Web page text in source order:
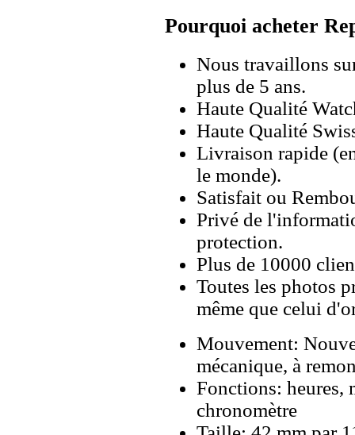
Pourquoi acheter
Nous travaillons
plus de 5 ans.
Haute Qualité
Haute Qualité
Livraison rapide
le monde).
Satisfait ou
Privé de
protection.
Plus de 10000
Toutes les photos
même que celui
Mouvement:
mécanique, à
Fonctions: heures,
chronomètre